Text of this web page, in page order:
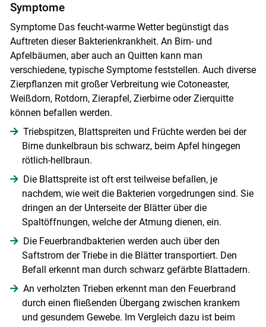
Skip to main content
Symptome
Symptome Das feucht-warme Wetter begünstigt das
Auftreten dieser Bakterienkrankheit. An Birn- und
Apfelbäumen, aber auch an Quitten kann man
verschiedene, typische Symptome feststellen. Auch diverse
Zierpflanzen mit großer Verbreitung wie Cotoneaster,
Weißdorn, Rotdorn, Zierapfel, Zierbirne oder Zierquitte
können befallen werden.
Triebspitzen, Blattspreiten und Früchte werden bei der
Birne dunkelbraun bis schwarz, beim Apfel hingegen
rötlich-hellbraun.
Die Blattspreite ist oft erst teilweise befallen, je
nachdem, wie weit die Bakterien vorgedrungen sind. Sie
dringen an der Unterseite der Blätter über die
Spaltöffnungen, welche der Atmung dienen, ein.
Die Feuerbrandbakterien werden auch über den
Saftstrom der Triebe in die Blätter transportiert. Den
Befall erkennt man durch schwarz gefärbte Blattadern.
An verholzten Trieben erkennt man den Feuerbrand
durch einen fließenden Übergang zwischen krankem
und gesundem Gewebe. Im Vergleich dazu ist beim